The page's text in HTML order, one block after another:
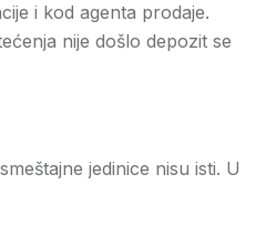
i kod agenta prodaje.
nije došlo depozit se
jedinice nisu isti. U